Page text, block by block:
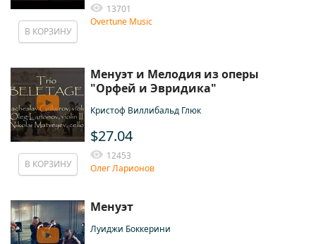
В КОРЗИНУ
13701
Overtune Music
В КОРЗИНУ
Менуэт и Мелодия из оперы
"Орфей и Эвридика"
Кристоф Виллибальд Глюк
$27.04
12453
Олег Ларионов
Менуэт
Луиджи Боккерини